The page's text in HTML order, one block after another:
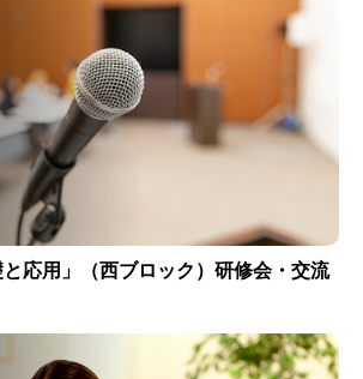
と応用」（西ブロック）研修会・交流